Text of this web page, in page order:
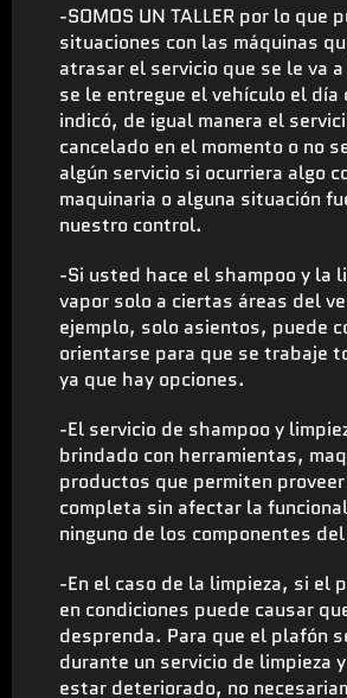
-SOMOS UN TALLER por lo que
situaciones con las máquinas
atrasar el servicio que se le va
se le entregue el vehículo el día
indicó, de igual manera el
cancelado en el momento o no
algún servicio si ocurriera algo
maquinaria o alguna situación
nuestro control.
-Si usted hace el shampoo y la
vapor solo a ciertas áreas del
ejemplo, solo asientos, puede
orientarse para que se trabaje
ya que hay opciones.
-El servicio de shampoo y
brindado con herramientas,
productos que permiten
completa sin afectar la
ninguno de los componentes
-En el caso de la limpieza, si el
en condiciones puede causar
desprenda. Para que el plafón
durante un servicio de limpieza
estar deteriorado, no